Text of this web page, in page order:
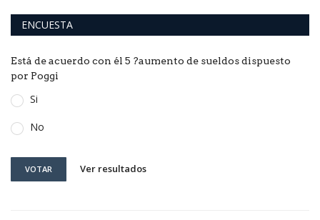
ENCUESTA
Está de acuerdo con él 5 ?aumento de sueldos dispuesto
por Poggi
Si
No
VOTAR Ver resultados